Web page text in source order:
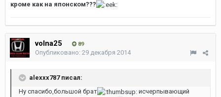
кроме как на японском???
volna25 89
Опубликовано: 29 декабря 2014
alexxx787 писал:
Ну спасибо,большой брат
исчерпывающий